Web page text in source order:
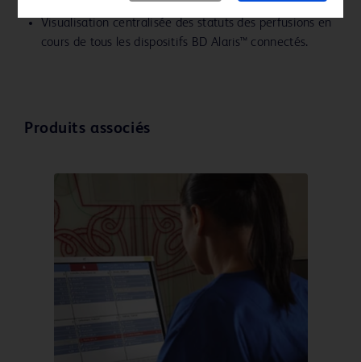
pompes et des données CQI.
Visualisation centralisée des statuts des perfusions en
cours de tous les dispositifs BD Alaris™ connectés.
Produits associés